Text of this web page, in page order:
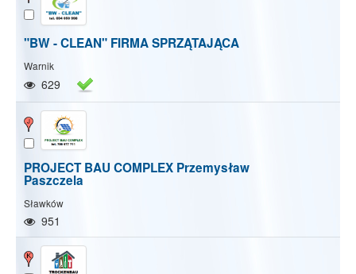
"BW - CLEAN" FIRMA SPRZĄTAJĄCA
Warnik
629
PROJECT BAU COMPLEX Przemysław
Paszczela
Sławków
951